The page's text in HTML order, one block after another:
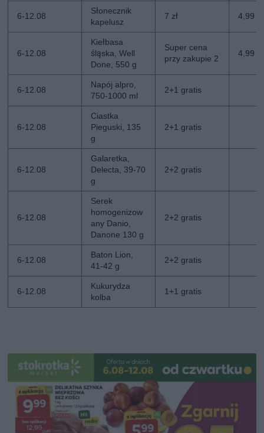
6-12.08
Słonecznik
kapelusz
7 zł 4,99
6-12.08
Kiełbasa
śląska, Well
Done, 550 g
Super cena
przy zakupie 2
4,99
6-12.08
Napój alpro,
750-1000 ml
2+1 gratis
6-12.08
Ciastka
Pieguski, 135
g
2+1 gratis
6-12.08
Galaretka,
Delecta, 39-70
g
2+2 gratis
6-12.08
Serek
homogenizow
any Danio,
Danone 130 g
2+2 gratis
6-12.08
Baton Lion,
41-42 g
2+2 gratis
6-12.08
Kukurydza
kolba
1+1 gratis